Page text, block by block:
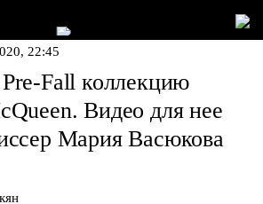
22:45
Fall коллекцию
Видео для нее
Мария Васюкова